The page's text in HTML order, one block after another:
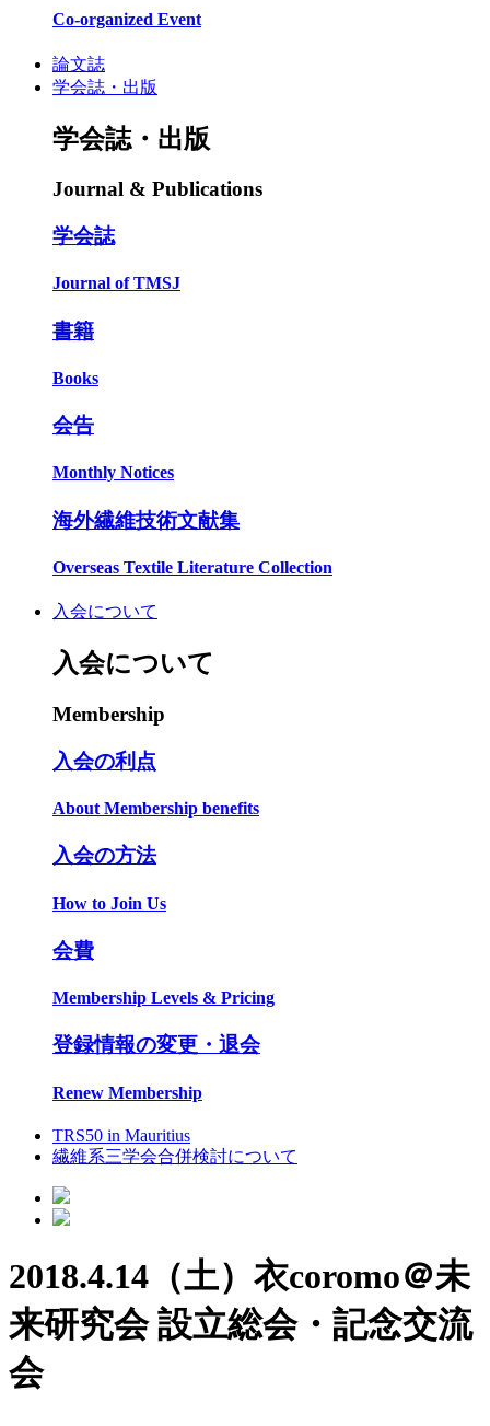
Co-organized Event
論文誌
学会誌・出版
学会誌・出版
Journal & Publications
学会誌
Journal of TMSJ
書籍
Books
会告
Monthly Notices
海外繊維技術文献集
Overseas Textile Literature Collection
入会について
入会について
Membership
入会の利点
About Membership benefits
入会の方法
How to Join Us
会費
Membership Levels & Pricing
登録情報の変更・退会
Renew Membership
TRS50 in Mauritius
繊維系三学会合併検討について
2018.4.14（土）衣coromo＠未
来研究会 設立総会・記念交流
会